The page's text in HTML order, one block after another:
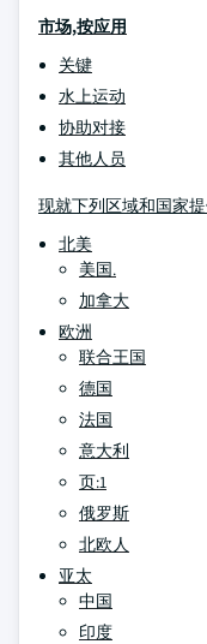
市场,按应用
关键
水上运动
协助对接
其他人员
现就下列区域和国家
北美
美国.
加拿大
欧洲
联合王国
德国
法国
意大利
页:1
俄罗斯
北欧人
亚太
中国
印度